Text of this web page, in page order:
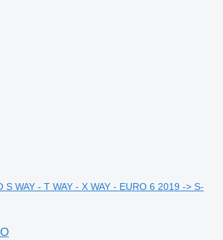
S WAY - T WAY - X WAY - EURO 6 2019 -> S-